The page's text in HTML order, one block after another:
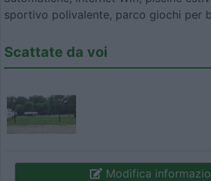
sportivo polivalente, parco giochi per
Scattate da voi
Modifica